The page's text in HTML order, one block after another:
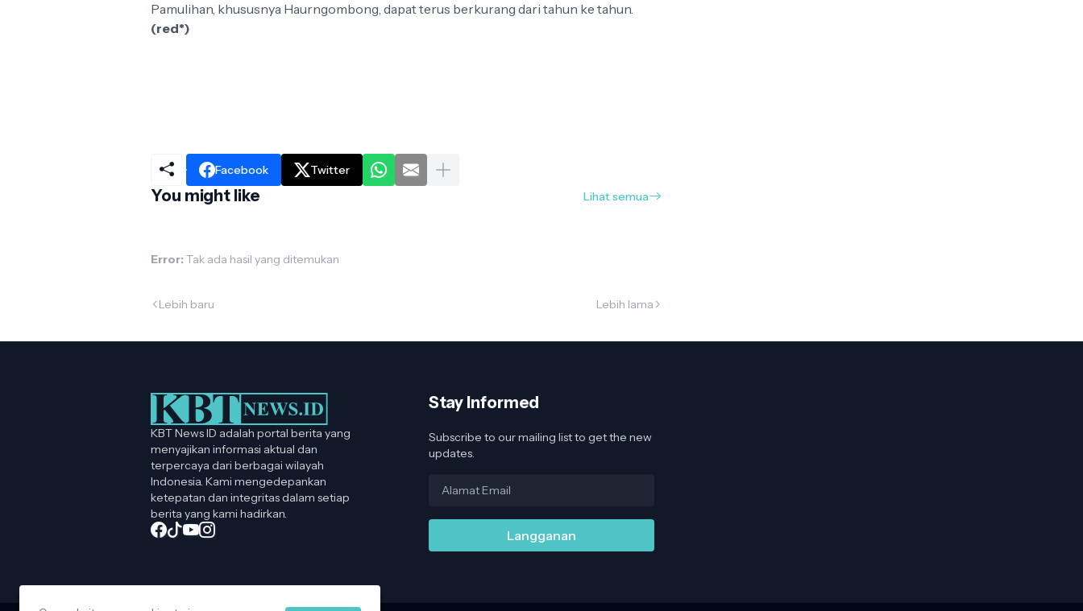
Pamulihan, khususnya Haurngombong, dapat terus berkurang dari tahun ke tahun.
(red*)
Facebook Twitter
You might like Lihat semua
Error: Tak ada hasil yang ditemukan
Lebih baru Lebih lama
KBT News ID adalah portal berita yang
menyajikan informasi aktual dan
terpercaya dari berbagai wilayah
Indonesia. Kami mengedepankan
ketepatan dan integritas dalam setiap
berita yang kami hadirkan.
Stay Informed
Subscribe to our mailing list to get the new
updates.